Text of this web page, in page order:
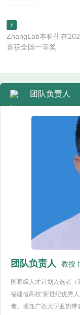

ZhangLab本科生在
喜获全国一等奖
团队负责人
团队负责人 教授
国家级人才计划入选者（
福建省高校“新世纪优秀
者。现任广西大学亚热